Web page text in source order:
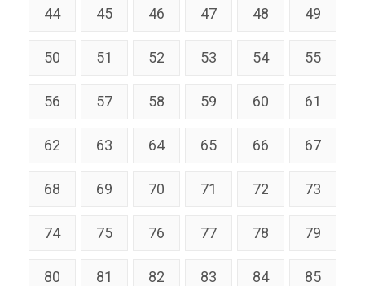
44 45 46 47 48 49
50 51 52 53 54 55
56 57 58 59 60 61
62 63 64 65 66 67
68 69 70 71 72 73
74 75 76 77 78 79
80 81 82 83 84 85